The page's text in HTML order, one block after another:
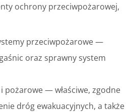
ochrony przeciwpożarowej,
przeciwpożarowe —
oraz sprawny system
pożarowe — właściwe, zgodne
dróg ewakuacyjnych, a także